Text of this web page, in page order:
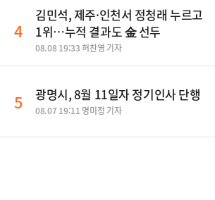
4
김민석, 제주·인천서 정청래 누르고
1위…누적 결과도 金 선두
08.08 19:33 허찬영 기자
5 광명시, 8월 11일자 정기인사 단행
08.07 19:11 명미정 기자